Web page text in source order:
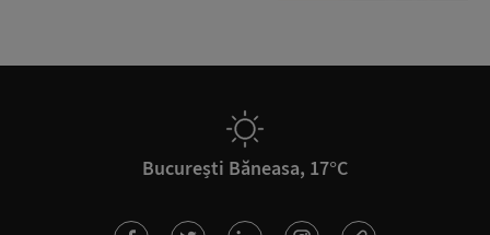
București Băneasa, 17°C